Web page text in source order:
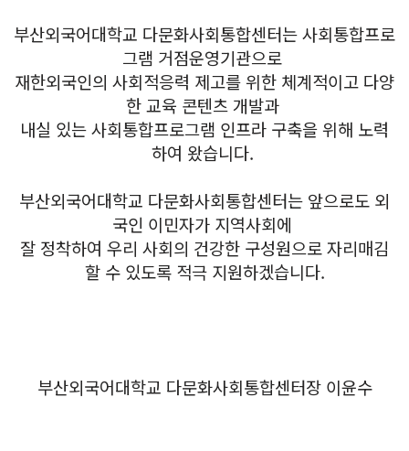
부산외국어대학교 다문화사회통합센터는 사회통합프로
그램 거점운영기관으로
재한외국인의 사회적응력 제고를 위한 체계적이고 다양
한 교육 콘텐츠 개발과
내실 있는 사회통합프로그램 인프라 구축을 위해 노력
하여 왔습니다.
부산외국어대학교 다문화사회통합센터는 앞으로도 외
국인 이민자가 지역사회에
잘 정착하여 우리 사회의 건강한 구성원으로 자리매김
할 수 있도록 적극 지원하겠습니다.
부산외국어대학교 다문화사회통합센터장 이윤수